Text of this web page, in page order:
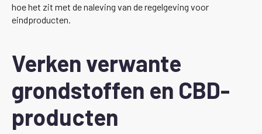
hoe het zit met de naleving van de regelgeving voor
eindproducten.
Verken verwante
grondstoffen en CBD-
producten